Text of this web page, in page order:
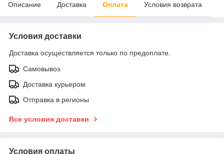
Описание Доставка Оплата Условия возврата
Условия доставки
Доставка осуществляется только по предоплате.
Самовывоз
Доставка курьером
Отправка в регионы
Все условия доставки
Условия оплаты